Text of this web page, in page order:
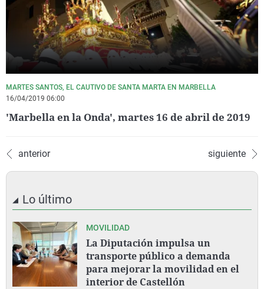
MARTES SANTOS, EL CAUTIVO DE SANTA MARTA EN MARBELLA
16/04/2019 06:00
'Marbella en la Onda', martes 16 de abril de 2019
anterior siguiente
Lo último
MOVILIDAD
La Diputación impulsa un
transporte público a demanda
para mejorar la movilidad en el
interior de Castellón